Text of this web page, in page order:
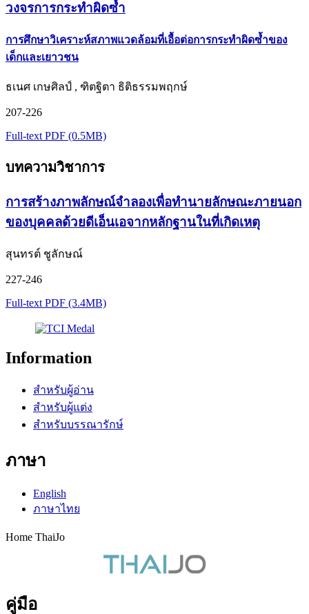
วงจรการกระทำผิดซ้ำ
การศึกษาวิเคราะห์สภาพแวดล้อมที่เอื้อต่อการกระทำผิดซ้ำของ
เด็กและเยาวชน
ธเนศ เกษศิลป์ , ฑิตฐิตา ธิติธรรมพฤกษ์
207-226
Full-text PDF (0.5MB)
บทความวิชาการ
การสร้างภาพลักษณ์จำลองเพื่อทำนายลักษณะภายนอก
ของบุคคลด้วยดีเอ็นเอจากหลักฐานในที่เกิดเหตุ
สุนทรต์ ชูลักษณ์
227-246
Full-text PDF (3.4MB)
Information
สำหรับผู้อ่าน
สำหรับผู้แต่ง
สำหรับบรรณารักษ์
ภาษา
English
ภาษาไทย
Home ThaiJo
คู่มือ